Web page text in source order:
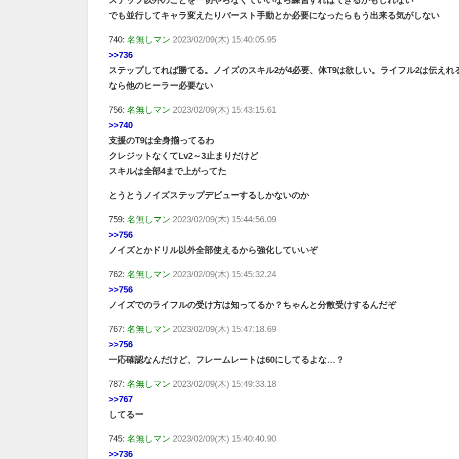
でも並行してキャラ変えたりバースト手動とか必要になったらもう出来る気がしない
740:名無しマン 2023/02/09(木) 15:40:05.95
>>736
ステップしてれば勝てる。ノイズのスキル2が4必要、体T9は欲しい。ライフル2は伝えれ
なら他のヒーラー必要ない
756:名無しマン 2023/02/09(木) 15:43:15.61
>>740
支援のT9は全身揃ってるわ
クレジットなくてLv2～3止まりだけど
スキルは全部4まで上がってた
とうとうノイズステップデビューするしかないのか
759:名無しマン 2023/02/09(木) 15:44:56.09
>>756
ノイズとかドリル以外全部使えるから強化していいぞ
762:名無しマン 2023/02/09(木) 15:45:32.24
>>756
ノイズでのライフルの受け方は知ってるか？ちゃんと分散受けするんだぞ
767:名無しマン 2023/02/09(木) 15:47:18.69
>>756
一応確認なんだけど、フレームレートは60にしてるよな…？
787:名無しマン 2023/02/09(木) 15:49:33.18
>>767
してるー
745:名無しマン 2023/02/09(木) 15:40:40.90
>>736